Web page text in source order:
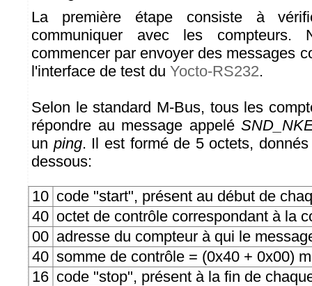
La première étape consiste à
communiquer avec les compteurs.
commencer par envoyer des messages
l'interface de test du Yocto-RS232.
Selon le standard M-Bus, tous les
répondre au message appelé
un ping. Il est formé de 5 octets,
dessous:
10 code "start", présent au début de
40 octet de contrôle correspondant à la
00 adresse du compteur à qui le
40 somme de contrôle = (0x40 + 0x00)
16 code "stop", présent à la fin de